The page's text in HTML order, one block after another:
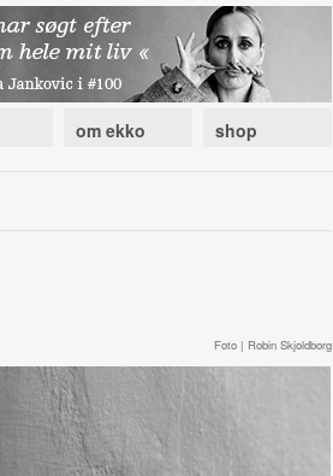
om ekko shop
Foto | Robin Skjoldborg